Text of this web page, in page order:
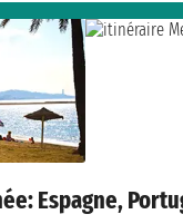
Espagne,